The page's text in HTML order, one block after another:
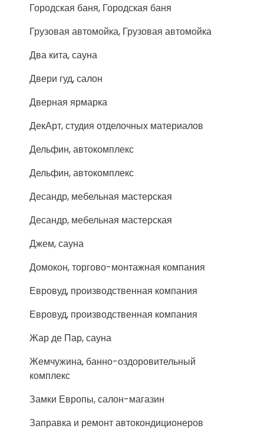
Городская баня, Городская баня
Грузовая автомойка, Грузовая автомойка
Два кита, сауна
Двери гуд, салон
Дверная ярмарка
ДекАрт, студия отделочных материалов
Дельфин, автокомплекс
Дельфин, автокомплекс
Десандр, мебельная мастерская
Десандр, мебельная мастерская
Джем, сауна
Домокон, торгово-монтажная компания
Евровуд, производственная компания
Евровуд, производственная компания
Жар де Пар, сауна
Жемчужина, банно-оздоровительный
комплекс
Замки Европы, салон-магазин
Заправка и ремонт автокондиционеров